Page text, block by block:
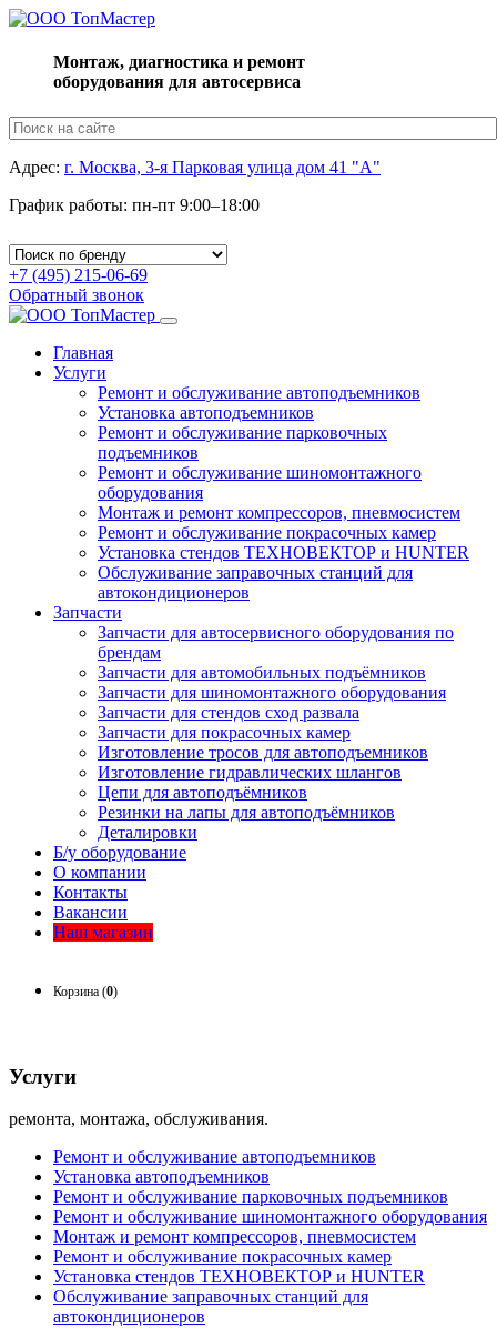
Монтаж, диагностика и ремонт
оборудования для автосервиса
Адрес: г. Москва, 3-я Парковая улица дом 41 "А"
График работы: пн-пт 9:00–18:00
+7 (495) 215-06-69
Обратный звонок
Toggle
Главная
Услуги
Ремонт и обслуживание автоподъемников
Установка автоподъемников
Ремонт и обслуживание парковочных
подъемников
Ремонт и обслуживание шиномонтажного
оборудования
Монтаж и ремонт компрессоров, пневмосистем
Ремонт и обслуживание покрасочных камер
Установка стендов ТЕХНОВЕКТОР и HUNTER
Обслуживание заправочных станций для
автокондиционеров
Запчасти
Запчасти для автосервисного оборудования по
брендам
Запчасти для автомобильных подъёмников
Запчасти для шиномонтажного оборудования
Запчасти для стендов сход развала
Запчасти для покрасочных камер
Изготовление тросов для автоподъемников
Изготовление гидравлических шлангов
Цепи для автоподъёмников
Резинки на лапы для автоподъёмников
Деталировки
Б/у оборудование
О компании
Контакты
Вакансии
Наш магазин
Корзина (0)
Услуги
ремонта, монтажа, обслуживания.
Ремонт и обслуживание автоподъемников
Установка автоподъемников
Ремонт и обслуживание парковочных подъемников
Ремонт и обслуживание шиномонтажного оборудования
Монтаж и ремонт компрессоров, пневмосистем
Ремонт и обслуживание покрасочных камер
Установка стендов ТЕХНОВЕКТОР и HUNTER
Обслуживание заправочных станций для
автокондиционеров